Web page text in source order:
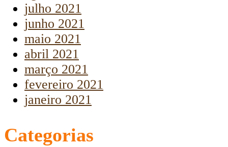
julho 2021
junho 2021
maio 2021
abril 2021
março 2021
fevereiro 2021
janeiro 2021
Categorias